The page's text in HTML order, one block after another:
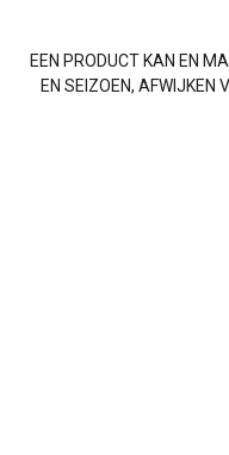
EEN PRODUCT KAN EN
EN SEIZOEN, AFWIJKEN